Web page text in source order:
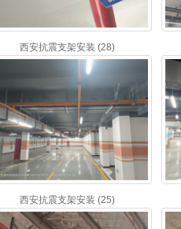
西安抗震支架安装 (28)
西安抗震支架安装 (25)